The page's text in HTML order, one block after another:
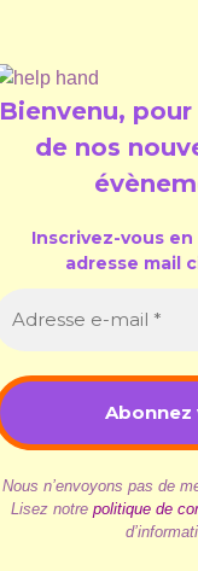
Bienvenu,
de nos
Inscrivez-vous
adresse mail
Nous n’envoyons pas de
Lisez notre politique de